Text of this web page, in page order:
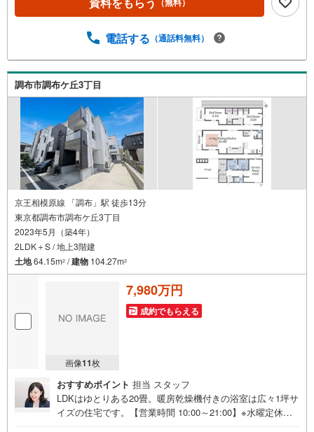
店舗展開しております。契約件数5万件を突破し、数多くの
来るようになりました。私達はお客様に安心感をお持ち頂
が物件情報を紹介しておりますが、その後の物件のご説
明、資金計画、税金相談などについては、上司である担当
課長も同席でご説明させていただきます。
電話する （通話料無料）
調布市調布ケ丘3丁目
京王相模原線 「調布」駅 徒歩13分
東京都調布市調布ケ丘3丁目
2023年5月（築4年）
2LDK＋S / 地上3階建
土地64.15m2 /建物 104.27m2
画像11枚
7,980万円
成約でもらえる
おすすめポイント 担当 スタッフ
LDKはゆとりある20畳。暖房乾燥機付きの浴室は広々1坪サ
イズの住宅です。【営業時間 10:00～21:00】※水曜定休上